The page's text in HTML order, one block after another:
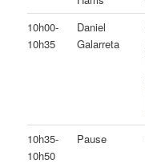
10h00-
10h35
Daniel
Galarreta
10h35-
10h50
Pause